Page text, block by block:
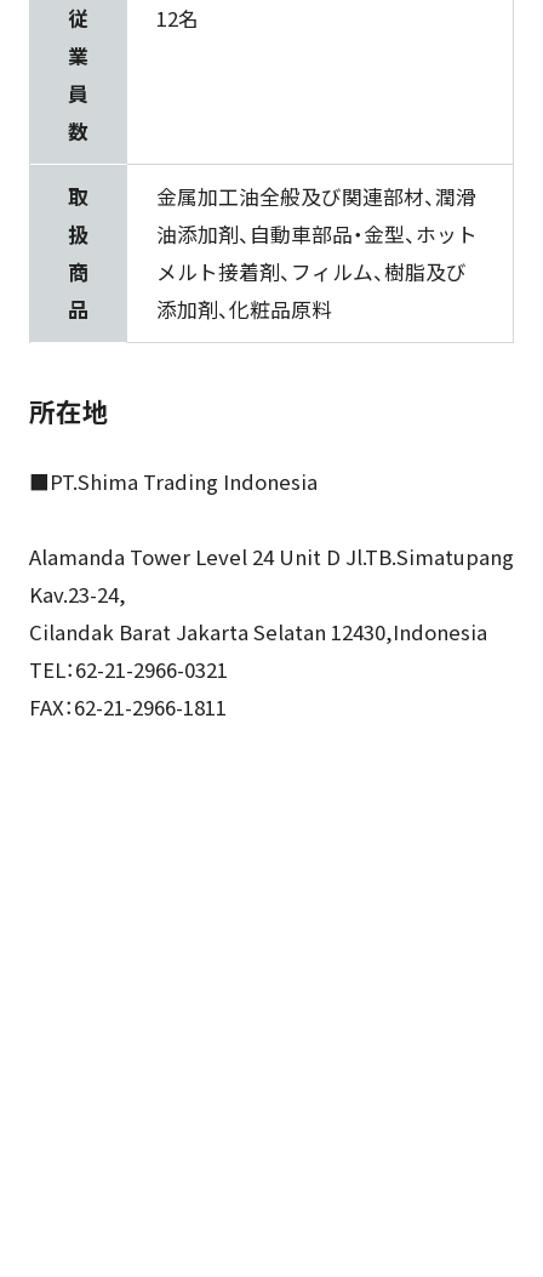
従
業
員
数
12名
取
扱
商
品
金属加工油全般及び関連部材、潤滑
油添加剤、自動車部品・金型、ホット
メルト接着剤、フィルム、樹脂及び
添加剤、化粧品原料
所在地
■PT.Shima Trading Indonesia
Alamanda Tower Level 24 Unit D Jl.TB.Simatupang
Kav.23-24,
Cilandak Barat Jakarta Selatan 12430,Indonesia
TEL：62-21-2966-0321
FAX：62-21-2966-1811